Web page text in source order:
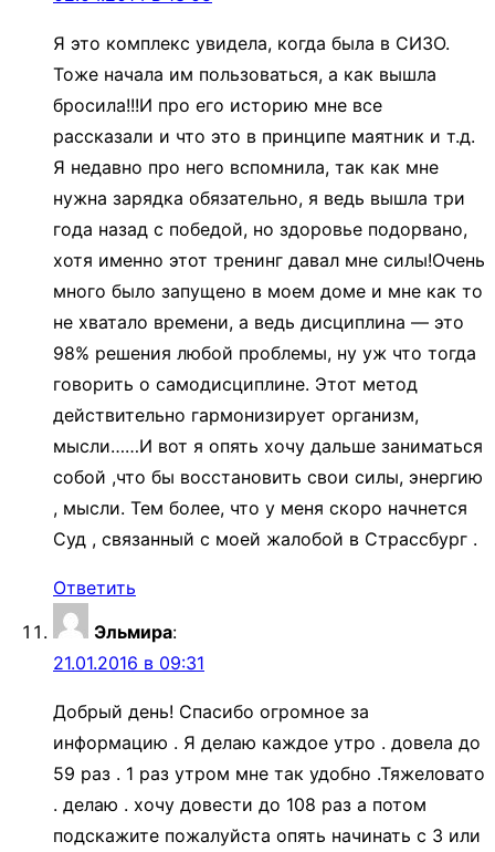
Я это комплекс увидела, когда была в СИЗО.
Тоже начала им пользоваться, а как вышла
бросила!!!И про его историю мне все
рассказали и что это в принципе маятник и т.д.
Я недавно про него вспомнила, так как мне
нужна зарядка обязательно, я ведь вышла три
года назад с победой, но здоровье подорвано,
хотя именно этот тренинг давал мне силы!Очень
много было запущено в моем доме и мне как то
не хватало времени, а ведь дисциплина — это
98% решения любой проблемы, ну уж что тогда
говорить о самодисциплине. Этот метод
действительно гармонизирует организм,
мысли……И вот я опять хочу дальше заниматься
собой ,что бы восстановить свои силы, энергию
, мысли. Тем более, что у меня скоро начнется
Суд , связанный с моей жалобой в Страссбург .
Ответить
Эльмира:
21.01.2016 в 09:31
Добрый день! Спасибо огромное за
информацию . Я делаю каждое утро . довела до
59 раз . 1 раз утром мне так удобно .Тяжеловато
. делаю . хочу довести до 108 раз а потом
подскажите пожалуйста опять начинать с 3 или